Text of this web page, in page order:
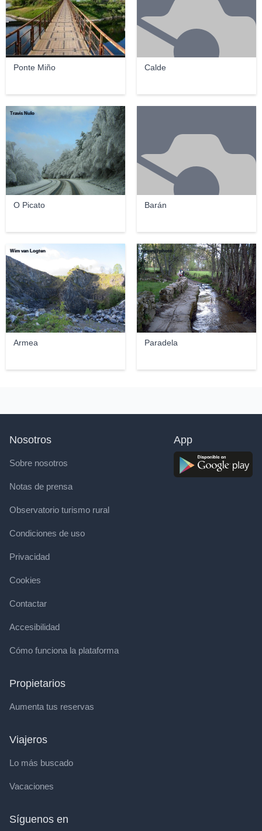
Ponte Miño Calde
O Picato
Travis Nulo
Barán
Armea
Wim van Logten
Paradela
nirvan@photo
Nosotros
Sobre nosotros
Notas de prensa
Observatorio turismo rural
Condiciones de uso
Privacidad
Cookies
Contactar
Accesibilidad
Cómo funciona la plataforma
Propietarios
Aumenta tus reservas
Viajeros
Lo más buscado
Vacaciones
App
Síguenos en